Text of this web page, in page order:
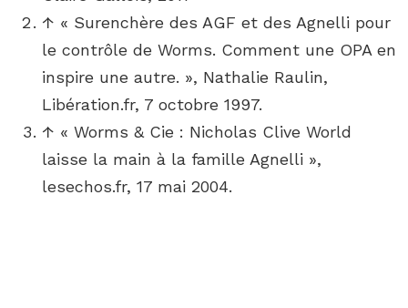
↑ « Surenchère des AGF et des Agnelli pour
le contrôle de Worms. Comment une OPA en
inspire une autre. », Nathalie Raulin,
Libération.fr, 7 octobre 1997.
↑ « Worms & Cie : Nicholas Clive World
laisse la main à la famille Agnelli »,
lesechos.fr, 17 mai 2004.